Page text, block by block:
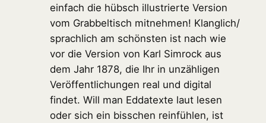
einfach die hübsch illustrierte Version
vom Grabbeltisch mitnehmen! Klanglich/
sprachlich am schönsten ist nach wie
vor die Version von Karl Simrock aus
dem Jahr 1878, die Ihr in unzähligen
Veröffentlichungen real und digital
findet. Will man Eddatexte laut lesen
oder sich ein bisschen reinfühlen, ist